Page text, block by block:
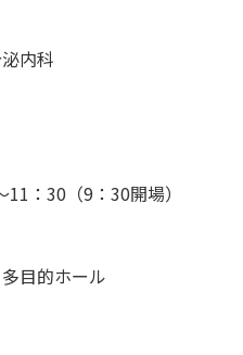
内科
：30（9：30開場）
目的ホール